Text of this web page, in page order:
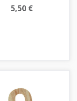
5,50 €